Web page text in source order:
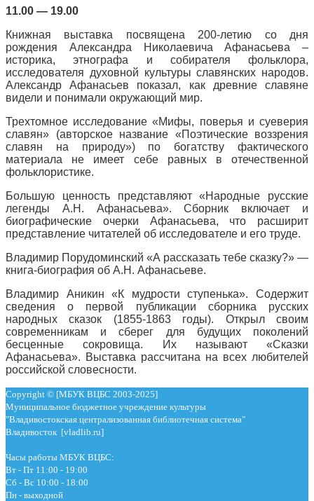
11.00 — 19.00
Книжная выставка посвящена 200-летию со дня
рождения Александра Николаевича Афанасьева –
историка, этнографа и собирателя фольклора,
исследователя духовной культуры славянских народов.
Александр Афанасьев показал, как древние славяне
видели и понимали окружающий мир.
Трехтомное исследование «Мифы, поверья и суеверия
славян» (авторское название «Поэтические воззрения
славян на природу») по богатству фактического
материала не имеет себе равных в отечественной
фольклористике.
Большую ценность представляют «Народные русские
легенды А.Н. Афанасьева». Сборник включает и
биографические очерки Афанасьева, что расширит
представление читателей об исследователе и его труде.
Владимир Порудоминский «А рассказать тебе сказку?» —
книга-биография об А.Н. Афанасьеве.
Владимир Аникин «К мудрости ступенька». Содержит
сведения о первой публикации сборника русских
народных сказок (1855-1863 годы). Открыл своим
современникам и сберег для будущих поколений
бесценные сокровища. Их называют «Сказки
Афанасьева». Выставка рассчитана на всех любителей
российской словесности.
Copyright © [МБУК ВЦБС 2003-2025]
Муниципальное бюджетное учреждение культуры
"Владивостокская централизованная библиотечная система"
Владивосток [vladlib.ru]
Часы работы МБУК ВЦБС:
Вт - Пт 11:00 - 19:00
Сб - Вс 10:00 - 18:00
Пн - выходной